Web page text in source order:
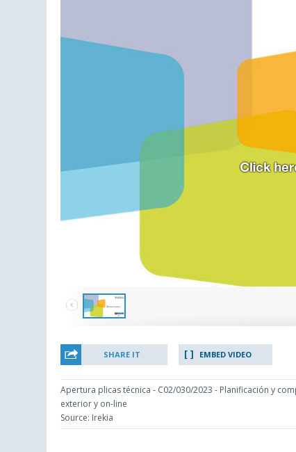
SHARE IT EMBED VIDEO
Apertura plicas técnica - C02/030/2023 - Planificación y
exterior y on-line
Source: Irekia